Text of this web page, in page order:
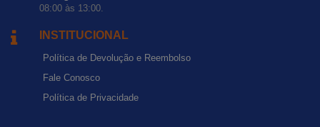
08:00 às 13:00.
INSTITUCIONAL
Política de Devolução e Reembolso
Fale Conosco
Política de Privacidade